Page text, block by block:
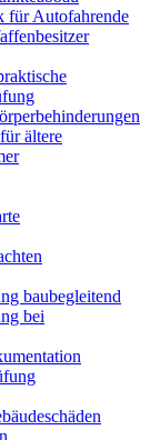
für Autofahrende
ältere
baubegleitend
bei